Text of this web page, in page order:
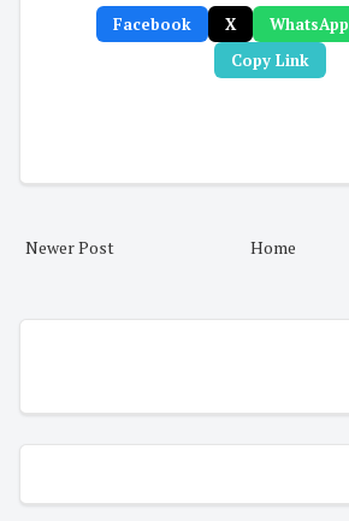
Facebook X WhatsApp
Copy Link
Newer Post Home